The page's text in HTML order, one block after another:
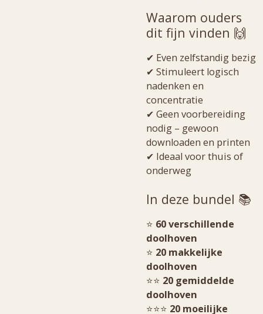
Waarom ouders
dit fijn vinden 🙌
✔ Even zelfstandig bezig
✔ Stimuleert logisch
nadenken en
concentratie
✔ Geen voorbereiding
nodig – gewoon
downloaden en printen
✔ Ideaal voor thuis of
onderweg
In deze bundel 📚
⭐ 60 verschillende
doolhoven
⭐ 20 makkelijke
doolhoven
⭐⭐ 20 gemiddelde
doolhoven
⭐⭐⭐ 20 moeilijke